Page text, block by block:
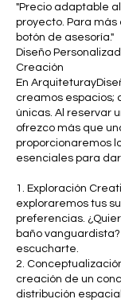
"Precio adaptable
proyecto. Para más
botón de asesoría."
Diseño
Creación
En
creamos espacios;
únicas. Al reservar
ofrezco más que
proporcionaremos
esenciales para
1. Exploración
exploraremos tus
preferencias.
baño
escucharte.
2.
creación de un
distribución